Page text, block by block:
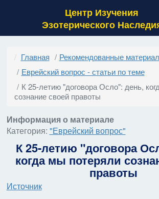
Центр Изучения
Эзотерического
Главная
Рекомендованные
Еврейский вопрос - статьи по теме
К 25-летию "договора Осло": день,
сознание своей правоты
Информация о материале
Категория: "Еврейский вопрос"
К 25-летию "договора
когда мы потеряли
правоты
Источник